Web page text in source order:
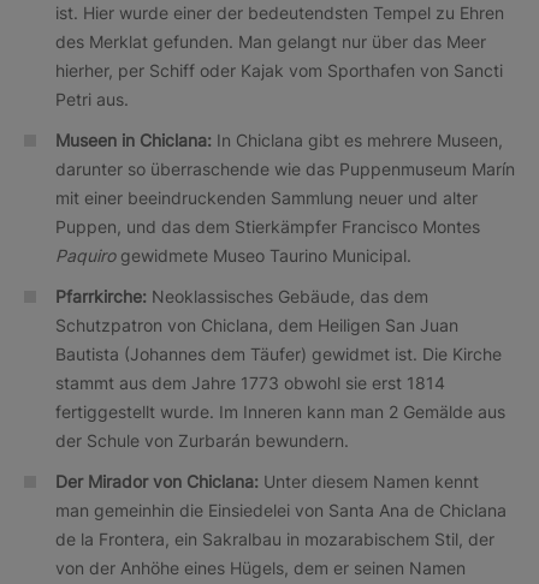
ist. Hier wurde einer der bedeutendsten Tempel zu Ehren
des Merklat gefunden. Man gelangt nur über das Meer
hierher, per Schiff oder Kajak vom Sporthafen von Sancti
Petri aus.
Museen in Chiclana: In Chiclana gibt es mehrere Museen,
darunter so überraschende wie das Puppenmuseum Marín
mit einer beeindruckenden Sammlung neuer und alter
Puppen, und das dem Stierkämpfer Francisco Montes
Paquirogewidmete Museo Taurino Municipal.
Pfarrkirche: Neoklassisches Gebäude, das dem
Schutzpatron von Chiclana, dem Heiligen San Juan
Bautista (Johannes dem Täufer) gewidmet ist. Die Kirche
stammt aus dem Jahre 1773 obwohl sie erst 1814
fertiggestellt wurde. Im Inneren kann man 2 Gemälde aus
der Schule von Zurbarán bewundern.
Der Mirador von Chiclana: Unter diesem Namen kennt
man gemeinhin die Einsiedelei von Santa Ana de Chiclana
de la Frontera, ein Sakralbau in mozarabischem Stil, der
von der Anhöhe eines Hügels, dem er seinen Namen